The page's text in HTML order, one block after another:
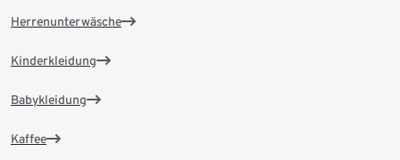
Herrenunterwäsche
Kinderkleidung
Babykleidung
Kaffee